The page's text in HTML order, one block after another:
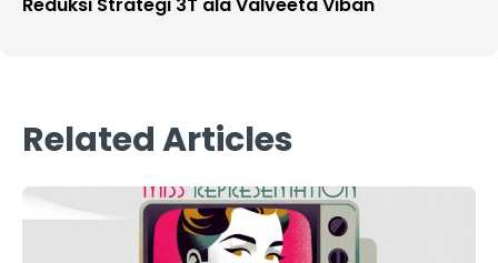
Reduksi Strategi 3T ala Valveeta Viban
Related Articles